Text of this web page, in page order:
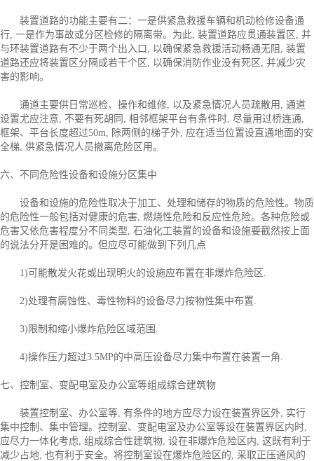
装置道路的功能主要有二：一是供紧急救援车辆和机动检修设备通
行, 一是作为事故或分区检修的隔离带。为此, 装置道路应贯通装置区, 并
与环装置道路有不少于两个出入口, 以确保紧急救援活动畅通无阻, 装置
道路还应将装置区分隔成若干个区, 以确保消防作业没有死区, 并减少灾
害的影响。
通道主要供日常巡检、操作和维修, 以及紧急情况人员疏散用, 通道
设置尤应注意, 不要有死胡同, 相邻框架平台有条件时, 尽量用过桥连通,
框架、平台长度超过50m, 除两侧的梯子外, 应在适当位置设直通地面的安
全梯, 供紧急情况人员撤离危险区用。
六、不同危险性设备和设施分区集中
设备和设施的危险性取决于加工、处理和储存的物质的危险性。物质
的危险性一般包括对健康的危害, 燃烧性危险和反应性危险。各种危险或
危害又依危害程度分不同类型, 石油化工装置的设备和设施要截然按上面
的说法分开是困难的。但应尽可能做到下列几点
1)可能散发火花或出现明火的设施应布置在非爆炸危险区.
2)处理有腐蚀性、毒性物料的设备尽力按物性集中布置.
3)限制和缩小爆炸危险区域范围.
4)操作压力超过3.5MP的中高压设备尽力集中布置在装置一角.
七、控制室、变配电室及办公室等组成综合建筑物
装置控制室、办公室等, 有条件的地方应尽力设在装置界区外, 实行
集中控制、集中管理。控制室、变配电室及办公室等设在装置界区内时,
应尽力一体化考虑, 组成综合性建筑物, 设在非爆炸危险区内, 这既有利于
减少占地, 也有利于安全。将控制室设在爆炸危险区的, 采取正压通风的